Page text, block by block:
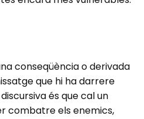
conseqüència o derivada
que hi ha darrere
és que cal un
combatre els enemics,